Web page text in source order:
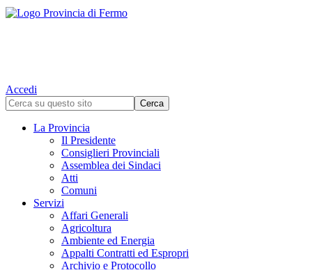
Accedi
La Provincia
Il Presidente
Consiglieri Provinciali
Assemblea dei Sindaci
Atti
Comuni
Servizi
Affari Generali
Agricoltura
Ambiente ed Energia
Appalti Contratti ed Espropri
Archivio e Protocollo